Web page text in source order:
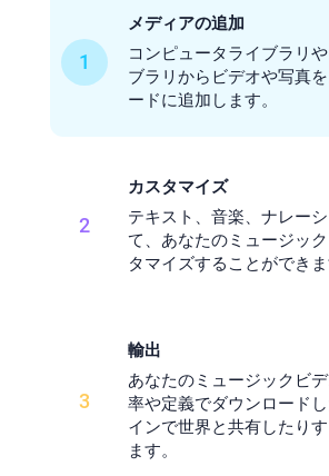
1
メディアの追加
コンピュータライブラリ
ブラリからビデオや写真
ードに追加します。
2
カスタマイズ
テキスト、音楽、ナレー
て、あなたのミュージッ
タマイズすることができま
3
輸出
あなたのミュージックビ
率や定義でダウンロード
インで世界と共有したり
ます。